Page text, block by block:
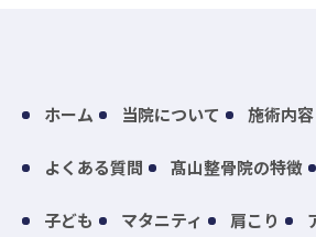
ホーム 当院について 施術内
よくある質問 髙山整骨院の特徴
子ども マタニティ 肩こり